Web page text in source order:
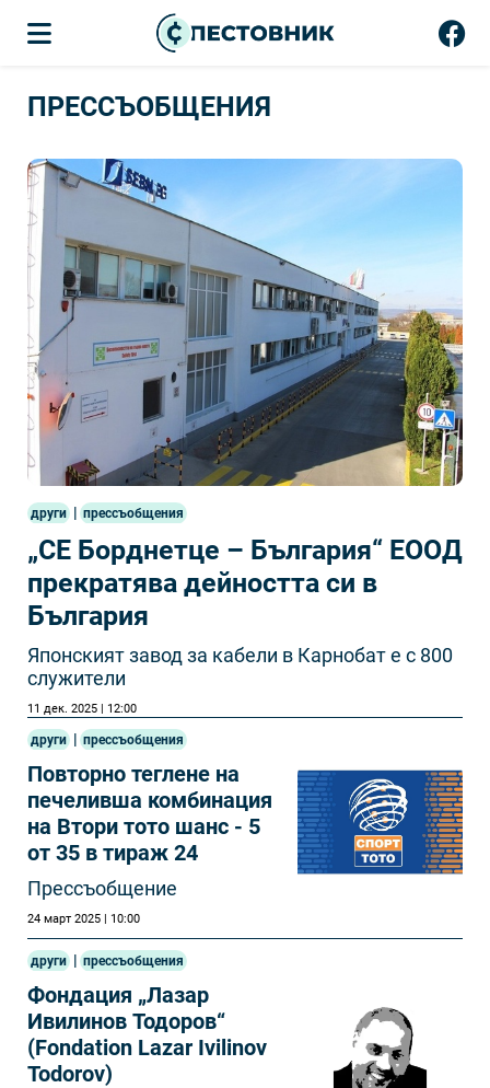
ПРЕССЪОБЩЕНИЯ
други | прессъобщения
„СЕ Борднетце – България“ ЕООД
прекратява дейността си в
България
Японският завод за кабели в Карнобат е с 800
служители
11 дек. 2025 | 12:00
други | прессъобщения
Повторно теглене на
печеливша комбинация
на Втори тото шанс - 5
от 35 в тираж 24
Прессъобщение
24 март 2025 | 10:00
други | прессъобщения
Фондация „Лазар
Ивилинов Тодоров“
(Fondation Lazar Ivilinov
Todorov)